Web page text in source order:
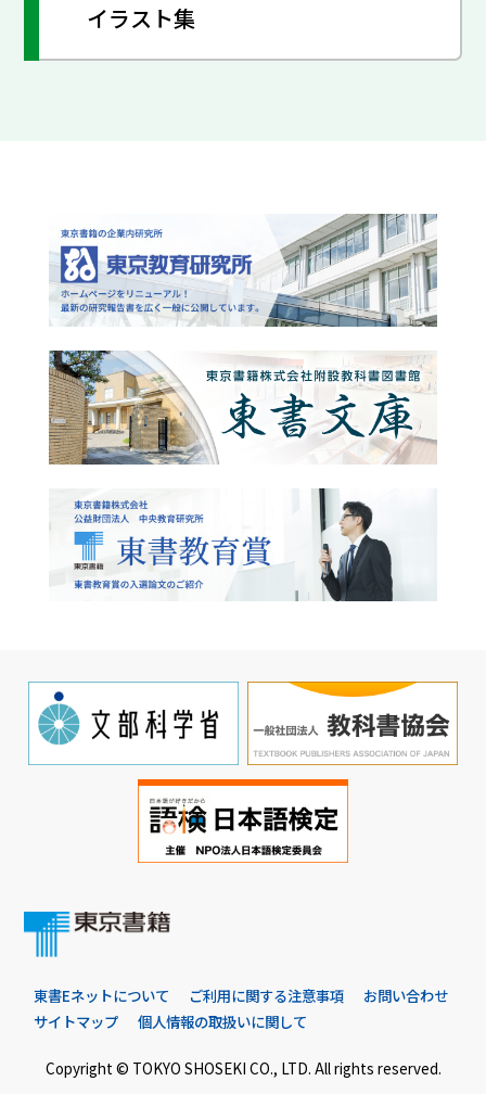
イラスト集
東書Eネットについて ご利用に関する注意事項
お問い合わせ
サイトマップ
個人情報の取扱いに関して
Copyright © TOKYO SHOSEKI CO., LTD. All rights reserved.